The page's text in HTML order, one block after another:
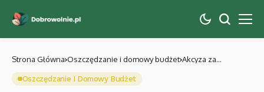
Strona Główna Oszczędzanie i domowy budżet Akcyza za
Oszczędzanie I Domowy Budżet